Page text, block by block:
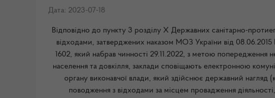
Дата: 2023-07-18
Відповідно до пункту 3 розділу Х Державних санітарно-
відходами, затверджених наказом МОЗ України від
1602, який набрав чинності 29.11.2022, з метою попередження
населення та довкілля, заклади сповіщають електронною
органу виконавчої влади, який здійснює державний
поводження з відходами за місцем провадження